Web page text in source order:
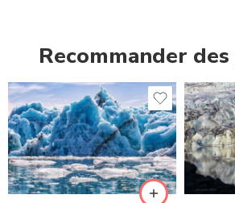
Recommander